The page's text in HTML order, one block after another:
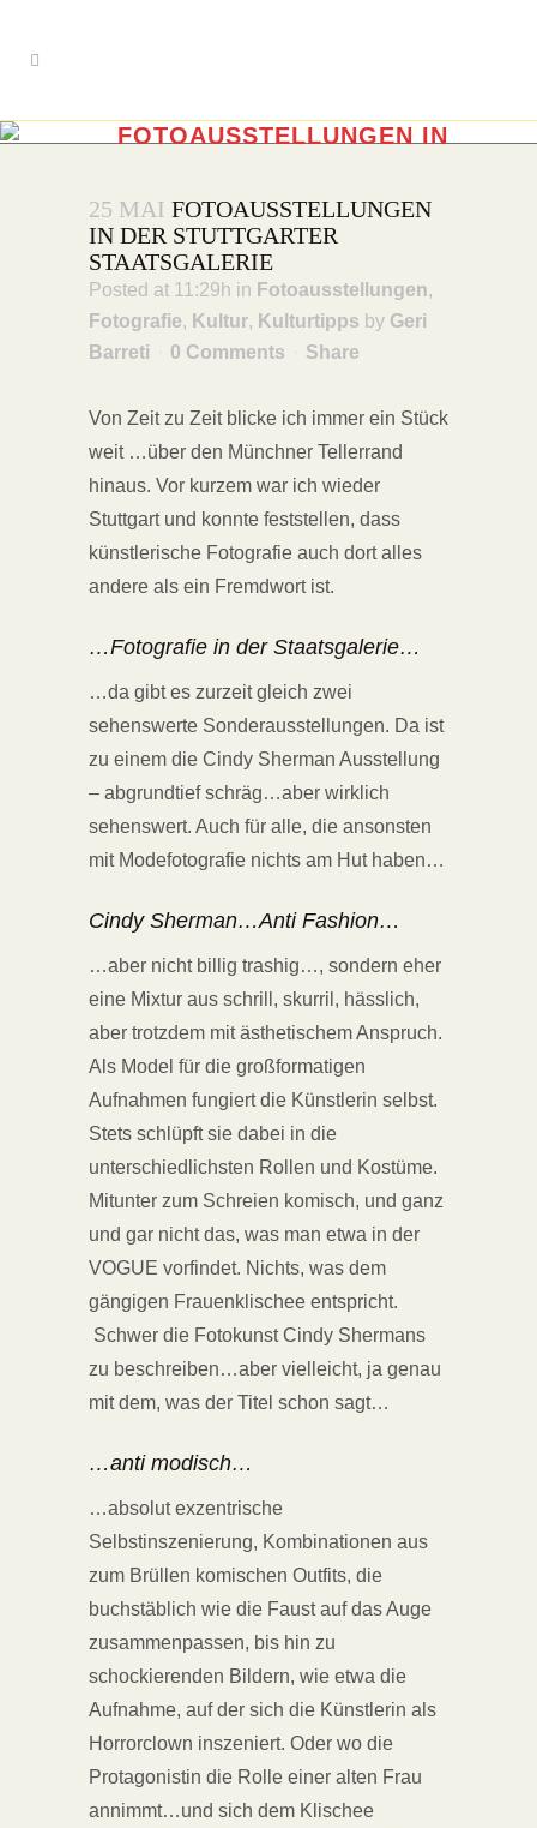
FOTOAUSSTELLUNGEN IN
STAATSGALERIE
25 MAI FOTOAUSSTELLUNGEN
IN DER STUTTGARTER
STAATSGALERIE
Posted at 11:29h in Fotoausstellungen,
Fotografie, Kultur, Kulturtipps by Geri
Barreti
0 Comments Share
Von Zeit zu Zeit blicke ich immer ein Stück
weit …über den Münchner Tellerrand
hinaus. Vor kurzem war ich wieder
Stuttgart und konnte feststellen, dass
künstlerische Fotografie auch dort alles
andere als ein Fremdwort ist.
…Fotografie in der Staatsgalerie…
…da gibt es zurzeit gleich zwei
sehenswerte Sonderausstellungen. Da ist
zu einem die Cindy Sherman Ausstellung
– abgrundtief schräg…aber wirklich
sehenswert. Auch für alle, die ansonsten
mit Modefotografie nichts am Hut haben…
Cindy Sherman…Anti Fashion…
…aber nicht billig trashig…, sondern eher
eine Mixtur aus schrill, skurril, hässlich,
aber trotzdem mit ästhetischem Anspruch.
Als Model für die großformatigen
Aufnahmen fungiert die Künstlerin selbst.
Stets schlüpft sie dabei in die
unterschiedlichsten Rollen und Kostüme.
Mitunter zum Schreien komisch, und ganz
und gar nicht das, was man etwa in der
VOGUE vorfindet. Nichts, was dem
gängigen Frauenklischee entspricht.
Schwer die Fotokunst Cindy Shermans
zu beschreiben…aber vielleicht, ja genau
mit dem, was der Titel schon sagt…
…anti modisch…
…absolut exzentrische
Selbstinszenierung, Kombinationen aus
zum Brüllen komischen Outfits, die
buchstäblich wie die Faust auf das Auge
zusammenpassen, bis hin zu
schockierenden Bildern, wie etwa die
Aufnahme, auf der sich die Künstlerin als
Horrorclown inszeniert. Oder wo die
Protagonistin die Rolle einer alten Frau
annimmt…und sich dem Klischee